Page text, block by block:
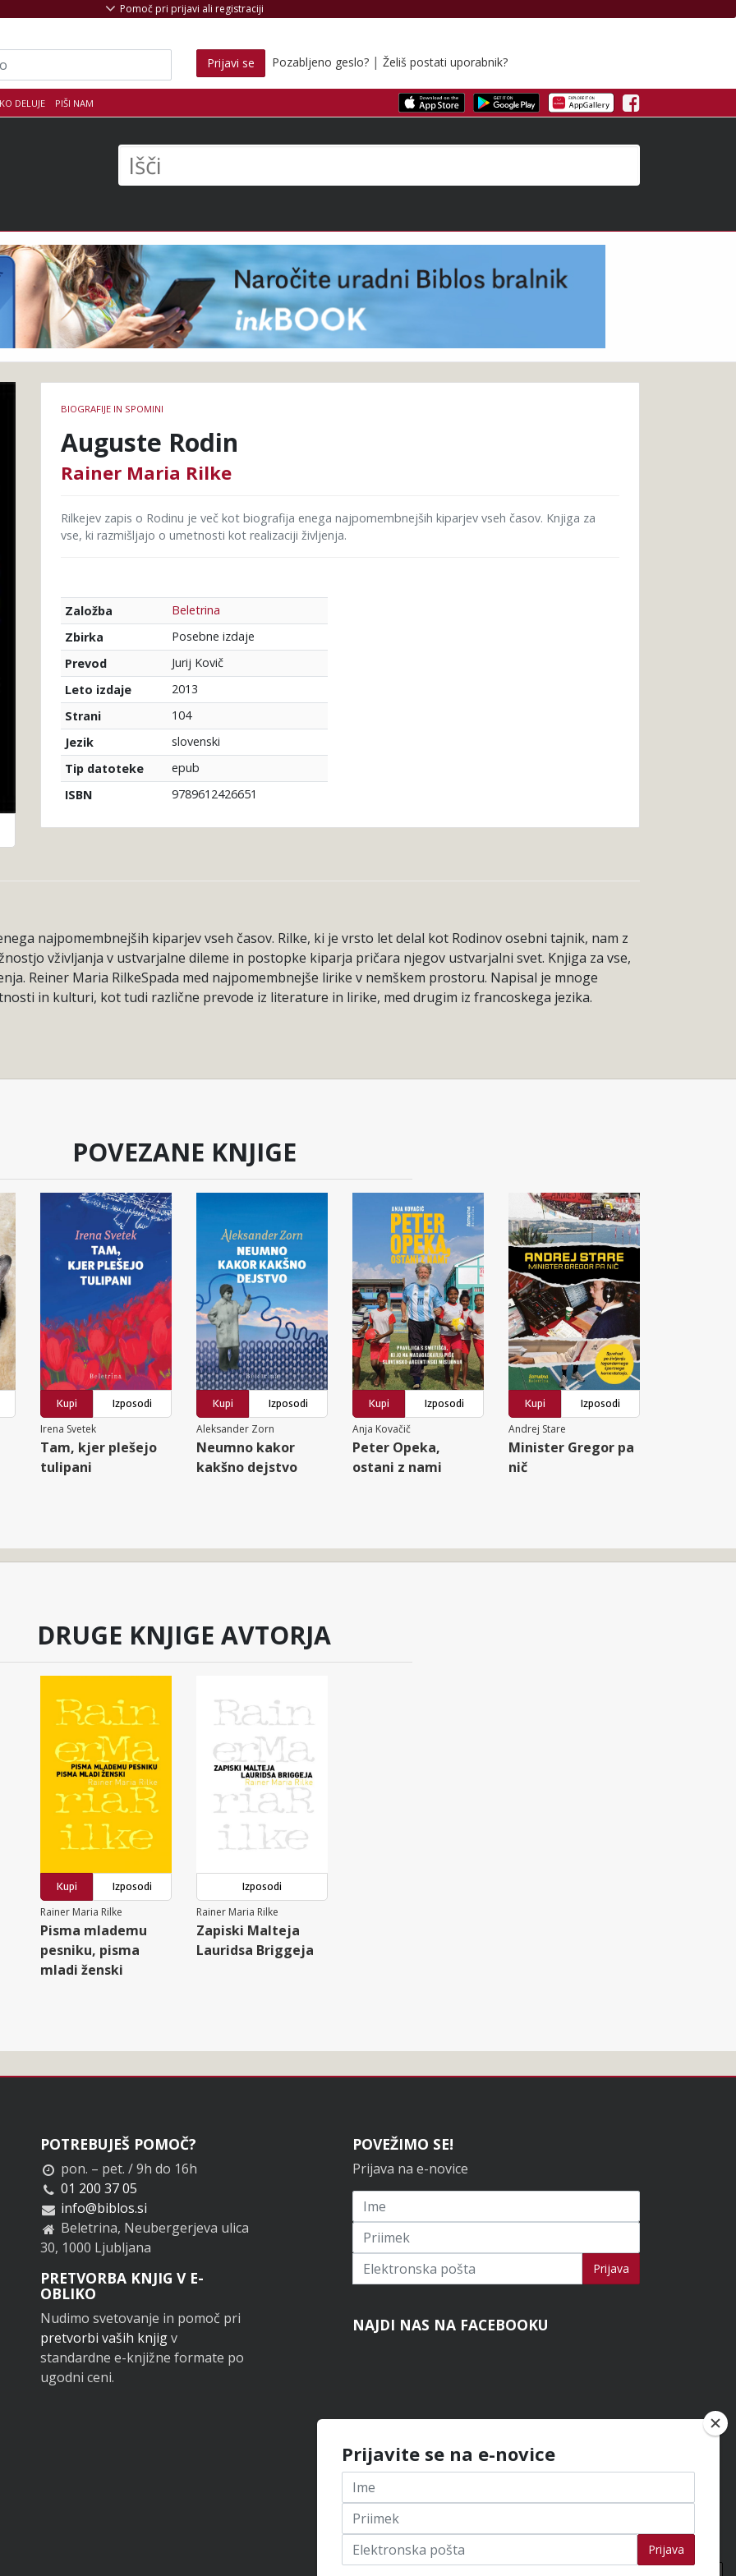
DELUJE PIŠI NAM Facebook
Pomoč pri prijavi ali registraciji
Prijavi se Pozabljeno geslo? | Želiš postati uporabnik?
knjige
BIOGRAFIJE IN SPOMINI
Auguste Rodin
Rainer Maria Rilke
Rilkejev zapis o Rodinu je več kot biografija enega najpomembnejših kiparjev vseh časov. Knjiga za
vse, ki razmišljajo o umetnosti kot realizaciji življenja.
Založba
Beletrina
Zbirka
Posebne izdaje
Prevod
Jurij Kovič
Leto izdaje
2013
Strani
104
Jezik
slovenski
Tip datoteke
epub
ISBN
9789612426651
najpomembnejših kiparjev vseh časov. Rilke, ki je vrsto let delal kot Rodinov osebni tajnik, nam z
vživljanja v ustvarjalne dileme in postopke kiparja pričara njegov ustvarjalni svet. Knjiga za vse,
Reiner Maria RilkeSpada med najpomembnejše lirike v nemškem prostoru. Napisal je mnoge
in kulturi, kot tudi različne prevode iz literature in lirike, med drugim iz francoskega jezika.
POVEZANE KNJIGE
Kupi
Izposodi
Irena Svetek
Tam, kjer plešejo
tulipani
Kupi
Izposodi
Aleksander Zorn
Neumno kakor
kakšno dejstvo
Kupi
Izposodi
Anja Kovačič
Peter Opeka,
ostani z nami
Kupi
Izposodi
Andrej Stare
Minister Gregor pa
nič
DRUGE KNJIGE AVTORJA
Kupi
Izposodi
Rainer Maria Rilke
Pisma mlademu
pesniku, pisma
mladi ženski
Izposodi
Rainer Maria Rilke
Zapiski Malteja
Lauridsa Briggeja
POTREBUJEŠ POMOČ?
pon. – pet. / 9h do 16h
01 200 37 05
info@biblos.si
Beletrina, Neubergerjeva ulica
30, 1000 Ljubljana
PRETVORBA KNJIG V E-
OBLIKO
Nudimo svetovanje in pomoč pri
pretvorbi vaših knjigv
standardne e-knjižne formate po
ugodni ceni.
POVEŽIMO SE!
Prijava na e-novice
Prijavi se na novice Prijava
NAJDI NAS NA FACEBOOKU
Prijavite se na e-novice
Prijava